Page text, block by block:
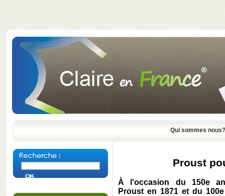
Qui sommes nous?
Proust
À l'occasion du 150e
Proust en 1871 et du